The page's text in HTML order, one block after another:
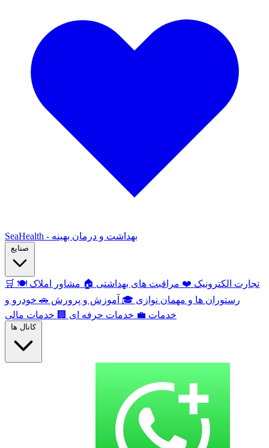
SeaHealth - بهداشت و درمان بهینه
🛒 تجارت الکترونیک ❤️ مراقبت های بهداشتی 🏠 مشاور املاک 🍽️
رستوران ها و مهمان نوازی 🎓 آموزش و پرورش 🚗 خودرو و
خدمات 💼 خدمات حرفه ای 🏢 خدمات مالی
کانال ها